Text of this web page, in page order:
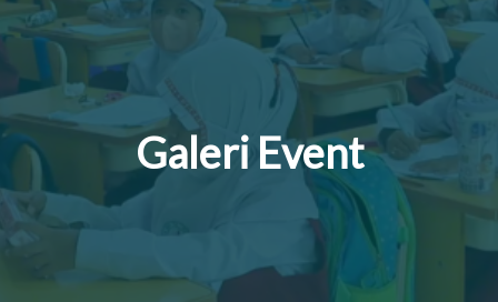
Galeri Event